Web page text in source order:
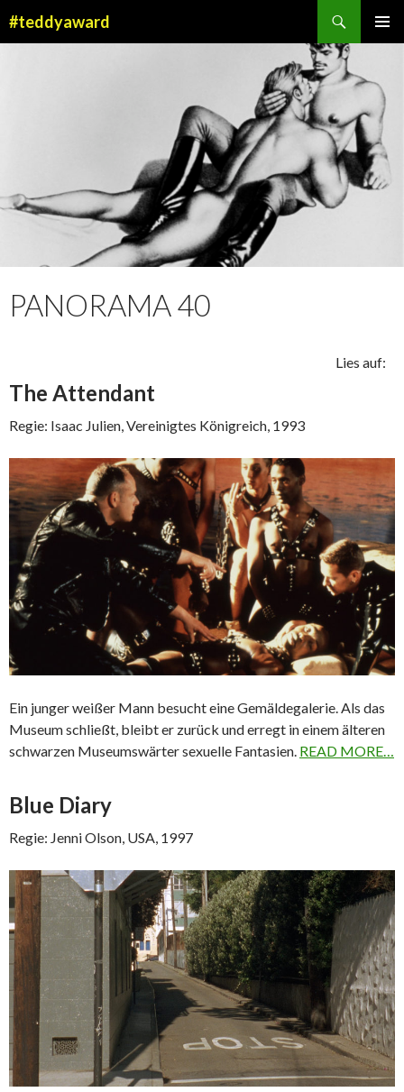
#teddyaward
PANORAMA 40
Lies auf:
The Attendant
Regie: Isaac Julien, Vereinigtes Königreich, 1993
Ein junger weißer Mann besucht eine Gemäldegalerie. Als das
Museum schließt, bleibt er zurück und erregt in einem älteren
schwarzen Museumswärter sexuelle Fantasien. READ MORE…
Blue Diary
Regie: Jenni Olson, USA, 1997